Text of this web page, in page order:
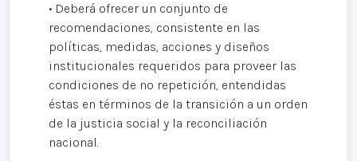
• Deberá ofrecer un conjunto de
recomendaciones, consistente en las
políticas, medidas, acciones y diseños
institucionales requeridos para proveer las
condiciones de no repetición, entendidas
éstas en términos de la transición a un orden
de la justicia social y la reconciliación
nacional.